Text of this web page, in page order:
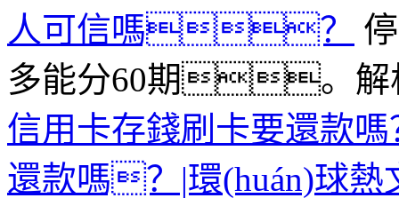
人可信嗎？
多能分60期。解
信用卡存錢刷卡要還款
還款嗎？|環(huán)球熱